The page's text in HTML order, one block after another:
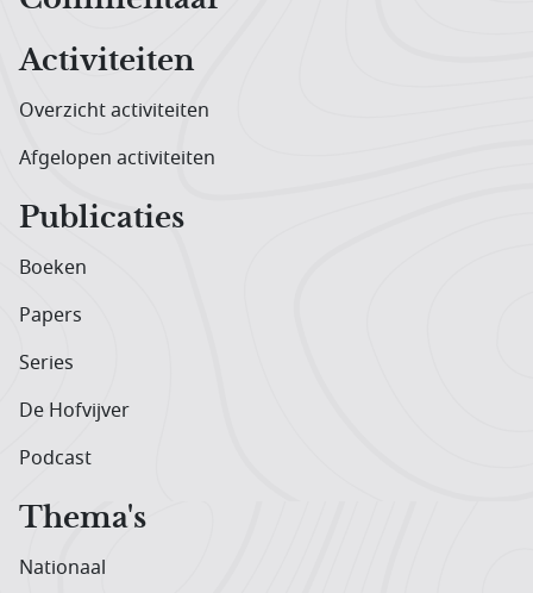
Activiteiten
Overzicht activiteiten
Afgelopen activiteiten
Publicaties
Boeken
Papers
Series
De Hofvijver
Podcast
Thema's
Nationaal